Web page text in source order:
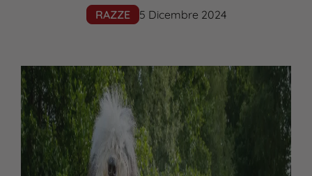
RAZZE 5 Dicembre 2024